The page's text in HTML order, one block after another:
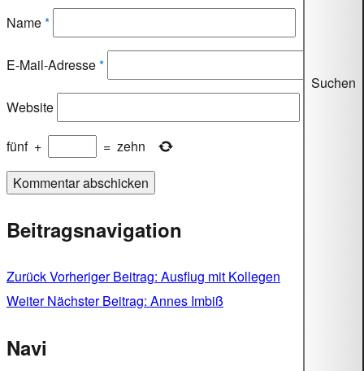
Name*
E-Mail-Adresse*
Website
fünf + = zehn
Beitragsnavigation
ZurückVorheriger Beitrag: Ausflug mit Kollegen
Weiter Nächster Beitrag: Annes Imbiß
Navi
Suchen